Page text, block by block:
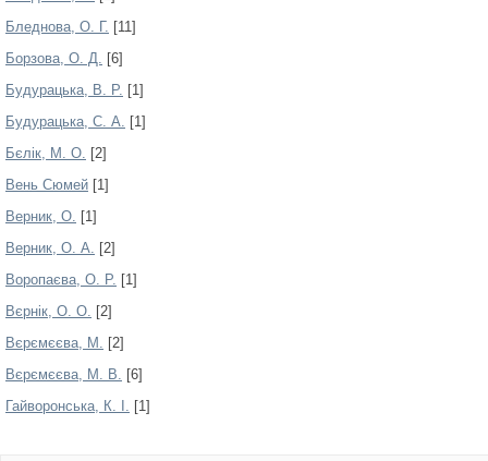
Бледнова, О. Г. [11]
Борзова, О. Д. [6]
Будурацька, В. Р. [1]
Будурацька, С. А. [1]
Бєлік, М. О. [2]
Вень Сюмей [1]
Верник, О. [1]
Верник, О. А. [2]
Воропаєва, О. Р. [1]
Вєрнік, О. О. [2]
Вєрємєєва, М. [2]
Вєрємєєва, М. В. [6]
Гайворонська, К. І. [1]